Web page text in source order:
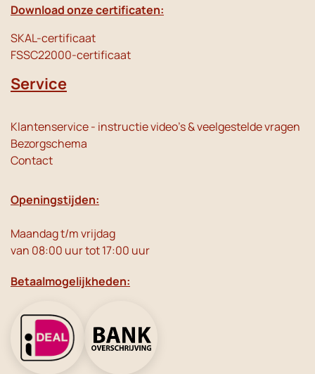
Download onze certificaten:
SKAL-certificaat
FSSC22000-certificaat
Service
Klantenservice - instructie video's & veelgestelde vragen
Bezorgschema
Contact
Openingstijden:
Maandag t/m vrijdag
van 08:00 uur tot 17:00 uur
Betaalmogelijkheden: